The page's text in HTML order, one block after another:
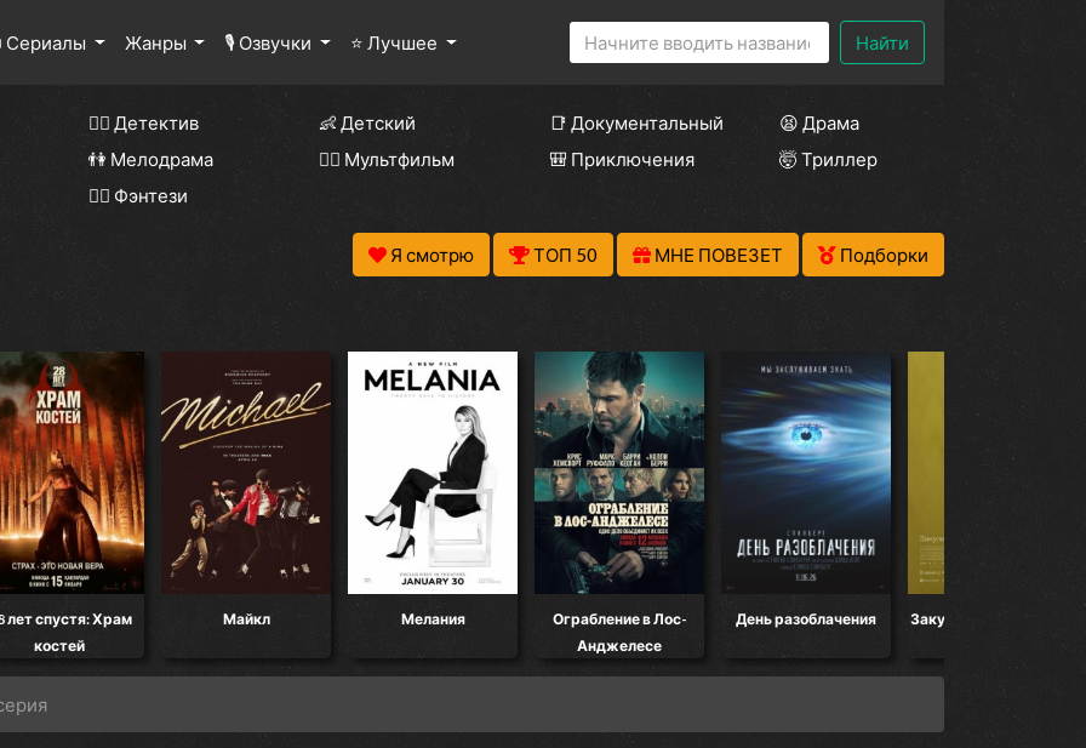
Сериалы Жанры 🎙 Озвучки ⭐ Лучшее Найти
🕵️‍♂️ Детектив 👶 Детский 📑 Документальный
😫 Драма
👫 Мелодрама 🧚‍♀️ Мультфильм 🎒 Приключения
🤯 Триллер
🧝‍♂️ Фэнтези
Я смотрю ТОП 50 МНЕ ПОВЕЗЕТ Подборки
лет спустя: Храм
костей
Майкл Мелания
Ограбление в Лос-
Анджелесе
День разоблачения Закулисье реальности